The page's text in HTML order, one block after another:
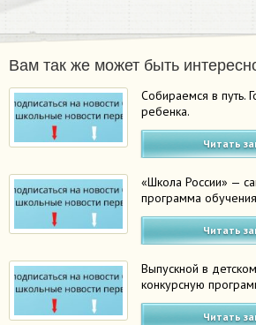
Вам так же может быть
Собираемся в путь.
ребенка.
Читать
«Школа России» —
программа
Читать
Выпускной в
конкурсную
Читать